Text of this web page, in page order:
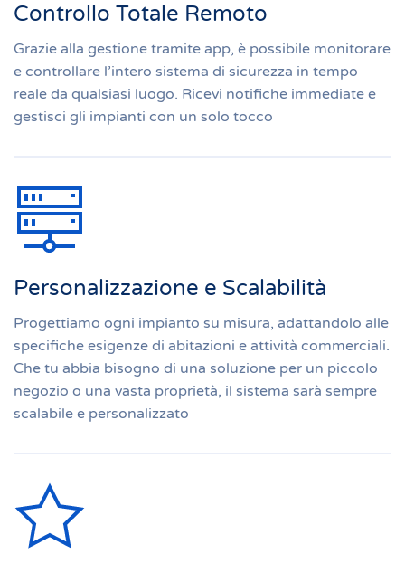
Controllo Totale Remoto
Grazie alla gestione tramite app, è possibile monitorare
e controllare l’intero sistema di sicurezza in tempo
reale da qualsiasi luogo. Ricevi notifiche immediate e
gestisci gli impianti con un solo tocco
Personalizzazione e Scalabilità
Progettiamo ogni impianto su misura, adattandolo alle
specifiche esigenze di abitazioni e attività commerciali.
Che tu abbia bisogno di una soluzione per un piccolo
negozio o una vasta proprietà, il sistema sarà sempre
scalabile e personalizzato